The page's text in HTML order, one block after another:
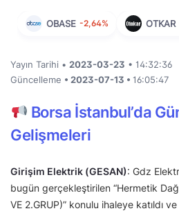
OBASE -2,64% OTKAR
Yayın Tarihi • 2023-03-23 • 14:32:36
Güncelleme • 2023-07-13 • 16:05:47
Borsa İstanbul’da
Gelişmeleri
Girişim Elektrik (GESAN): Gdz
bugün gerçekleştirilen “Hermetik
VE 2.GRUP)” konulu ihaleye katıldı